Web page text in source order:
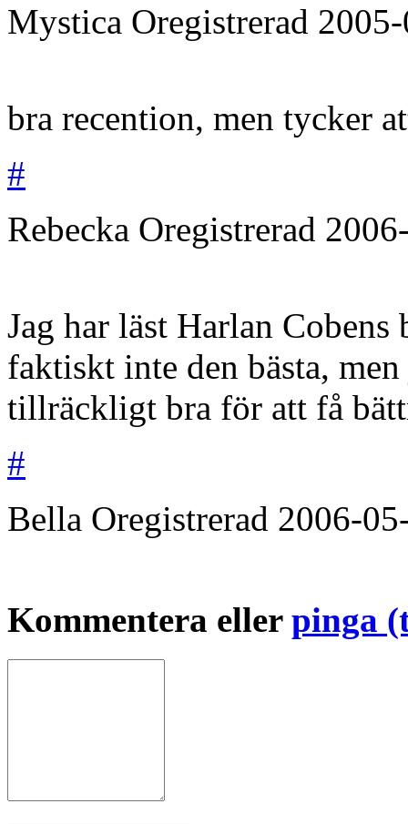
Mystica Oregistrerad
bra recention, men tycker
#
Rebecka Oregistrerad
Jag har läst Harlan
faktiskt inte den bästa,
tillräckligt bra för att få
#
Bella Oregistrerad 2006-
Kommentera eller pinga